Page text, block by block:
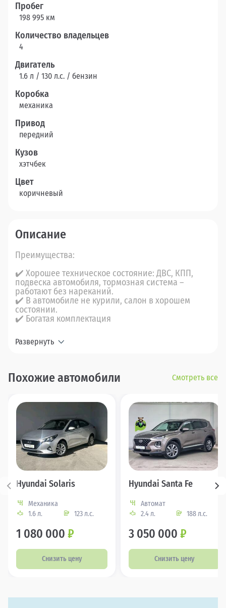
Пробег
198 995 км
Количество владельцев
4
Двигатель
1.6 л / 130 л.c. / бензин
Коробка
механика
Привод
передний
Кузов
хэтчбек
Цвет
коричневый
Описание
Преимущества:
✔️ Хорошее техническое состояние: ДВС, КПП,
подвеска автомобиля, тормозная система –
работают без нареканий.
✔️ В автомобиле не курили, салон в хорошем
состоянии.
✔️ Богатая комплектация
Развернуть
Похожие автомобили Смотреть все
Hyundai Solaris
Механика
1.6 л.
123 л.с.
1 080 000 ₽
Снизить цену
Hyundai Santa Fe
Автомат
2.4 л.
188 л.с.
3 050 000 ₽
Снизить цену